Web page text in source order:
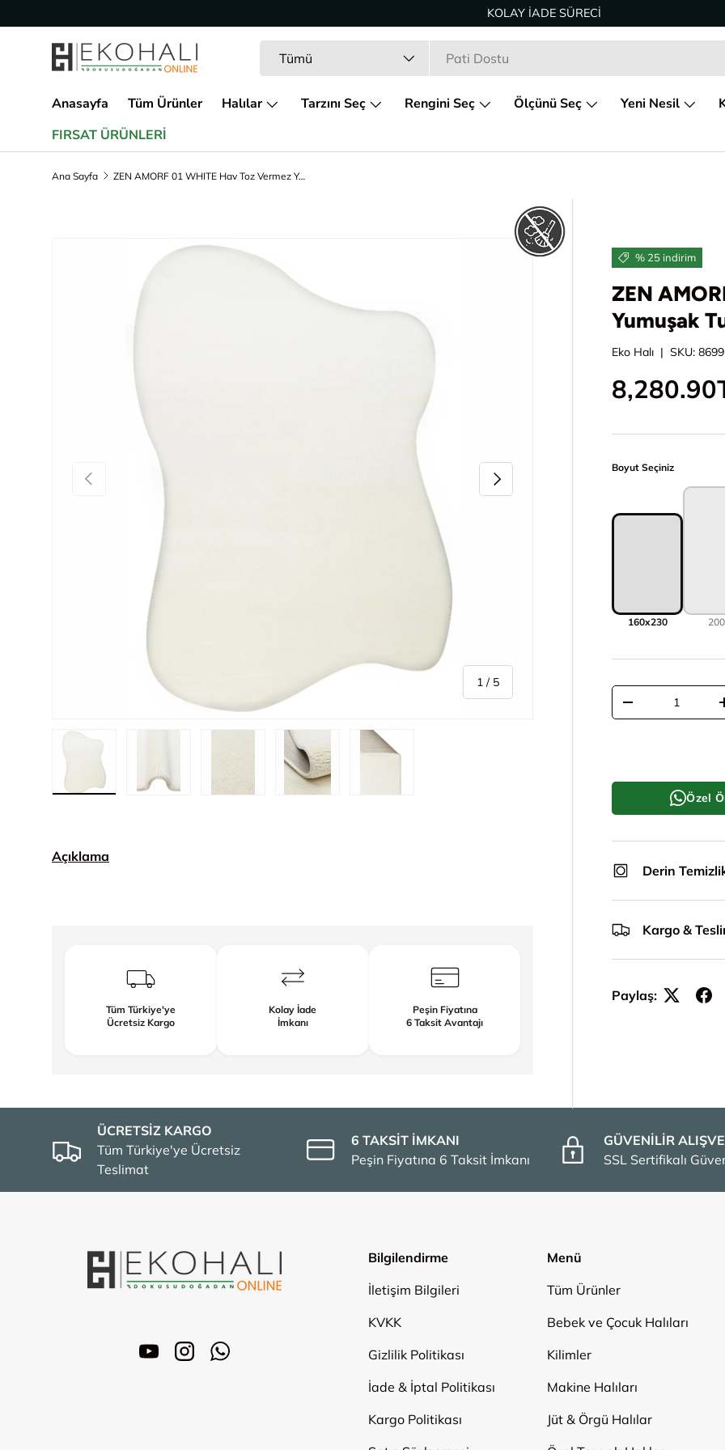
İçeriğe geç
KOLAY İADE SÜRECİ
Tümü
Anasayfa Tüm Ürünler Halılar Tarzını Seç Rengini Seç Ölçünü Seç Yeni Nesil
FIRSAT ÜRÜNLERİ
Ana Sayfa ZEN AMORF 01 WHITE Hav Toz Vermez Yumuşak Tuşeli Zarif Makine Halısı
Ürün bilgisine geç
Önceki
1 / /5
Sonraki
% 25 indirim
ZEN
Yumuşak
Eko Halı |SKU:
İndirimli
Boyut Seçiniz
160x230
Adet
Adeti azalt
Özel
Derin
Kargo &
Paylaş:
Açıklama
Tüm Türkiye'ye
Ücretsiz Kargo
Kolay İade
İmkanı
Peşin Fiyatına
6 Taksit Avantajı
ÜCRETSİZ KARGO
Tüm Türkiye'ye Ücretsiz
Teslimat
6 TAKSİT İMKANI
Peşin Fiyatına 6 Taksit İmkanı
GÜVENİLİR
SSL Sertifikalı
YouTubeInstagramWhatsApp
Bilgilendirme
İletişim Bilgileri
KVKK
Gizlilik Politikası
İade & İptal Politikası
Kargo Politikası
Menü
Tüm Ürünler
Bebek ve Çocuk Halıları
Kilimler
Makine Halıları
Jüt & Örgü Halılar